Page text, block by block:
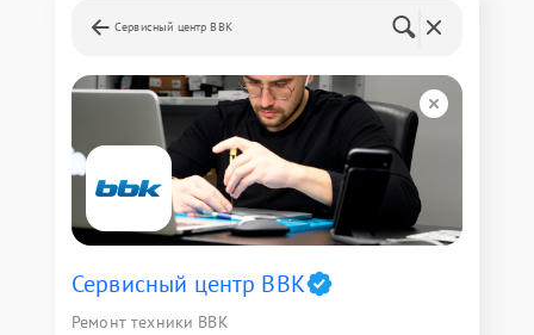
Сервисный центр BBK
Сервисный центр BBK
Ремонт техники BBK